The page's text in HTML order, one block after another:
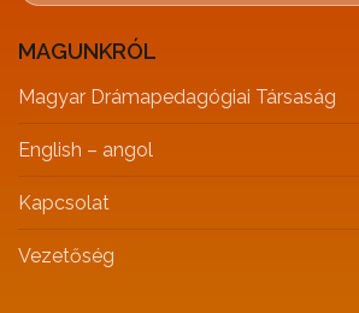
MAGUNKRÓL
Magyar Drámapedagógiai Társaság
English – angol
Kapcsolat
Vezetőség